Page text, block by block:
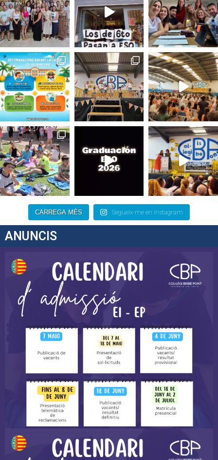
CARREGA MÉS Segueix-me en Instagram
ANUNCIS